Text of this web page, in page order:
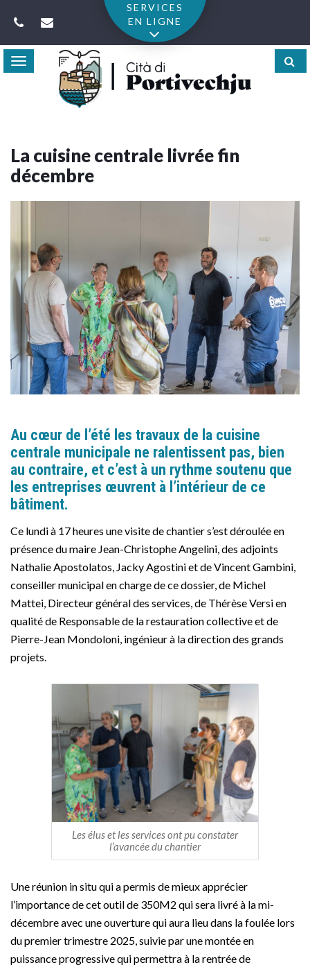
SERVICES
EN LIGNE
Toggle
navigation
La cuisine centrale livrée fin
décembre
Au cœur de l’été les travaux de la cuisine
centrale municipale ne ralentissent pas, bien
au contraire, et c’est à un rythme soutenu que
les entreprises œuvrent à l’intérieur de ce
bâtiment.
Ce lundi à 17 heures une visite de chantier s’est déroulée en
présence du maire Jean-Christophe Angelini, des adjoints
Nathalie Apostolatos, Jacky Agostini et de Vincent Gambini,
conseiller municipal en charge de ce dossier, de Michel
Mattei, Directeur général des services, de Thérèse Versi en
qualité de Responsable de la restauration collective et de
Pierre-Jean Mondoloni, ingénieur à la direction des grands
projets.
Les élus et les services ont pu constater
l’avancée du chantier
Une réunion in situ qui a permis de mieux apprécier
l’importance de cet outil de 350M2 qui sera livré à la mi-
décembre avec une ouverture qui aura lieu dans la foulée lors
du premier trimestre 2025, suivie par une montée en
puissance progressive qui permettra à la rentrée de